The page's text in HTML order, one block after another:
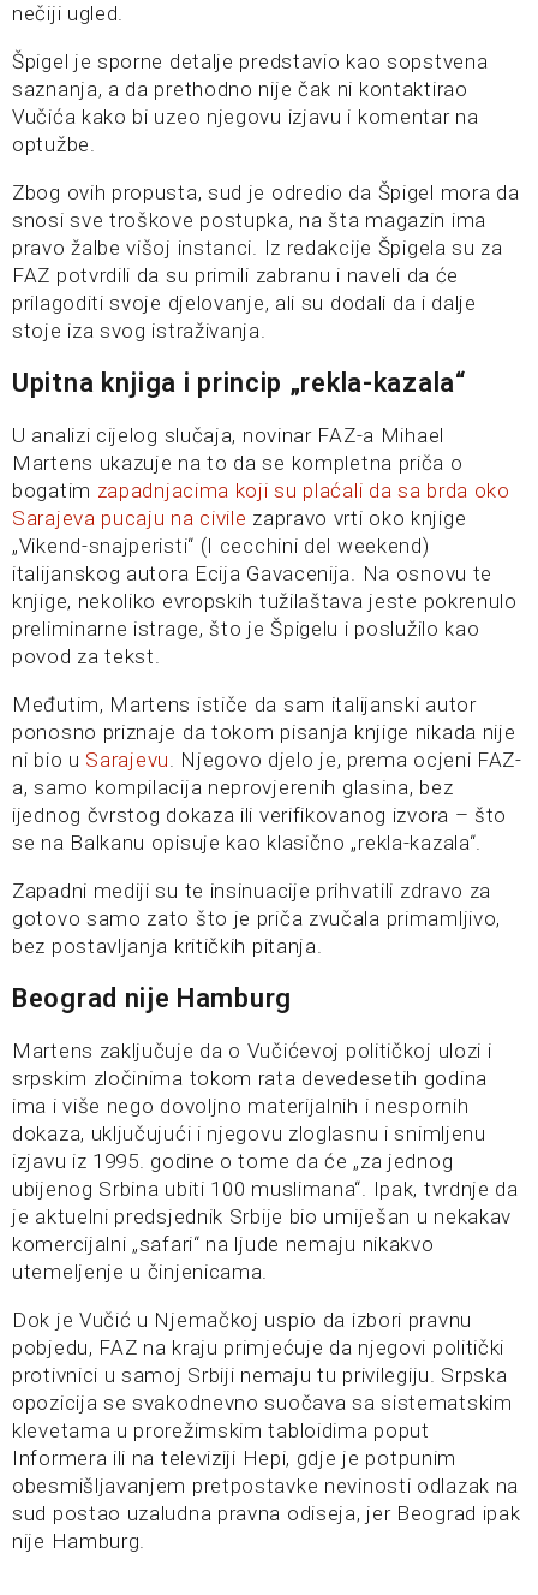
nečiji ugled.
Špigel je sporne detalje predstavio kao sopstvena
saznanja, a da prethodno nije čak ni kontaktirao
Vučića kako bi uzeo njegovu izjavu i komentar na
optužbe.
Zbog ovih propusta, sud je odredio da Špigel mora da
snosi sve troškove postupka, na šta magazin ima
pravo žalbe višoj instanci. Iz redakcije Špigela su za
FAZ potvrdili da su primili zabranu i naveli da će
prilagoditi svoje djelovanje, ali su dodali da i dalje
stoje iza svog istraživanja.
Upitna knjiga i princip „rekla-kazala“
U analizi cijelog slučaja, novinar FAZ-a Mihael
Martens ukazuje na to da se kompletna priča o
bogatim zapadnjacima koji su plaćali da sa brda oko
Sarajeva pucaju na civile zapravo vrti oko knjige
„Vikend-snajperisti“ (I cecchini del weekend)
italijanskog autora Ecija Gavacenija. Na osnovu te
knjige, nekoliko evropskih tužilaštava jeste pokrenulo
preliminarne istrage, što je Špigelu i poslužilo kao
povod za tekst.
Međutim, Martens ističe da sam italijanski autor
ponosno priznaje da tokom pisanja knjige nikada nije
ni bio u Sarajevu. Njegovo djelo je, prema ocjeni FAZ-
a, samo kompilacija neprovjerenih glasina, bez
ijednog čvrstog dokaza ili verifikovanog izvora – što
se na Balkanu opisuje kao klasično „rekla-kazala“.
Zapadni mediji su te insinuacije prihvatili zdravo za
gotovo samo zato što je priča zvučala primamljivo,
bez postavljanja kritičkih pitanja.
Beograd nije Hamburg
Martens zaključuje da o Vučićevoj političkoj ulozi i
srpskim zločinima tokom rata devedesetih godina
ima i više nego dovoljno materijalnih i nespornih
dokaza, uključujući i njegovu zloglasnu i snimljenu
izjavu iz 1995. godine o tome da će „za jednog
ubijenog Srbina ubiti 100 muslimana“. Ipak, tvrdnje da
je aktuelni predsjednik Srbije bio umiješan u nekakav
komercijalni „safari“ na ljude nemaju nikakvo
utemeljenje u činjenicama.
Dok je Vučić u Njemačkoj uspio da izbori pravnu
pobjedu, FAZ na kraju primjećuje da njegovi politički
protivnici u samoj Srbiji nemaju tu privilegiju. Srpska
opozicija se svakodnevno suočava sa sistematskim
klevetama u prorežimskim tabloidima poput
Informera ili na televiziji Hepi, gdje je potpunim
obesmišljavanjem pretpostavke nevinosti odlazak na
sud postao uzaludna pravna odiseja, jer Beograd ipak
nije Hamburg.